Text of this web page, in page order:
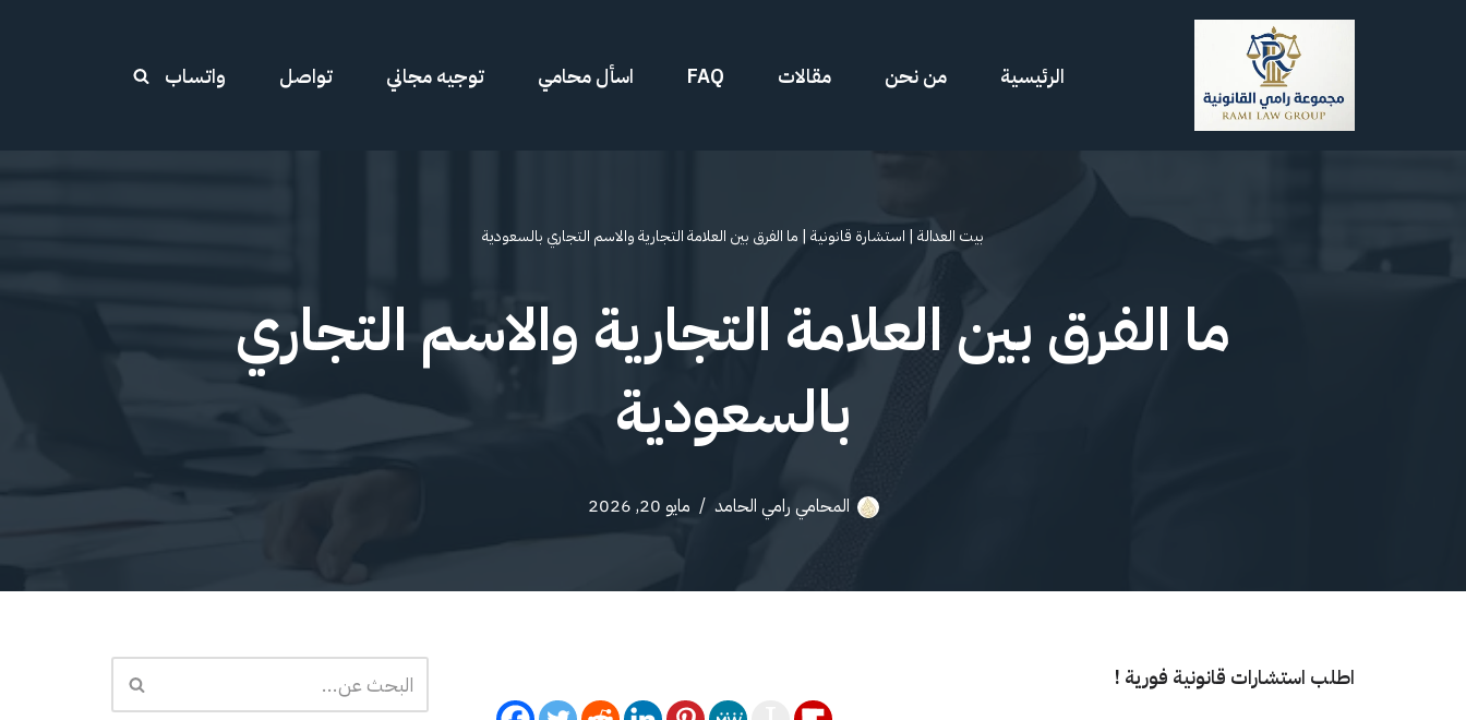
الرئيسية من نحن مقالات FAQ اسأل محامي توجيه مجاني تواصل واتساب
بيت العدالة | استشارة قانونية | ما الفرق بين العلامة التجارية والاسم التجاري بالسعودية
ما الفرق بين العلامة التجارية والاسم التجاري
بالسعودية
المحامي رامي الحامد مايو 20, 2026
اطلب استشارات قانونية فورية !